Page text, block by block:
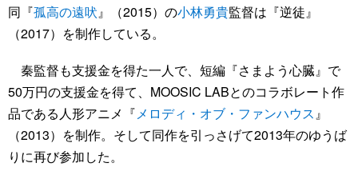
同『孤高の遠吠』（2015）の小林勇貴監督は『逆徒』
（2017）を制作している。
秦監督も支援金を得た一人で、短編『さまよう心臓』で
50万円の支援金を得て、MOOSIC LABとのコラボレート作
品である人形アニメ『メロディ・オブ・ファンハウス』
（2013）を制作。そして同作を引っさげて2013年のゆうば
りに再び参加した。